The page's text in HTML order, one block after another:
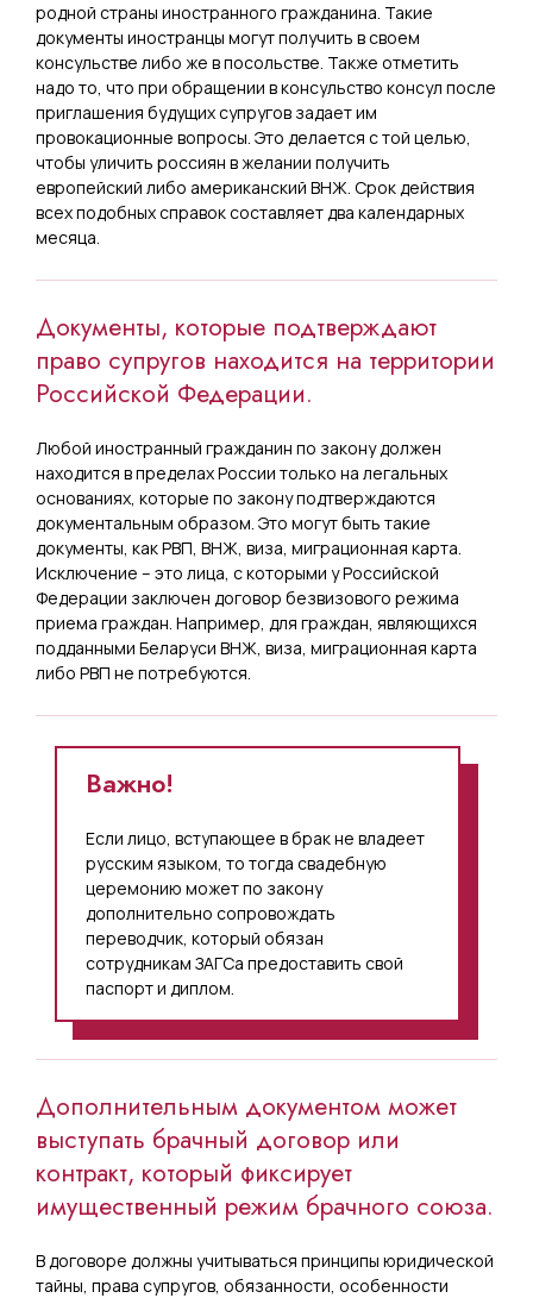
родной страны иностранного гражданина. Такие
документы иностранцы могут получить в своем
консульстве либо же в посольстве. Также отметить
надо то, что при обращении в консульство консул после
приглашения будущих супругов задает им
провокационные вопросы. Это делается с той целью,
чтобы уличить россиян в желании получить
европейский либо американский ВНЖ. Срок действия
всех подобных справок составляет два календарных
месяца.
Документы, которые подтверждают
право супругов находится на территории
Российской Федерации.
Любой иностранный гражданин по закону должен
находится в пределах России только на легальных
основаниях, которые по закону подтверждаются
документальным образом. Это могут быть такие
документы, как РВП, ВНЖ, виза, миграционная карта.
Исключение – это лица, с которыми у Российской
Федерации заключен договор безвизового режима
приема граждан. Например, для граждан, являющихся
подданными Беларуси ВНЖ, виза, миграционная карта
либо РВП не потребуются.
Важно!
Если лицо, вступающее в брак не владеет
русским языком, то тогда свадебную
церемонию может по закону
дополнительно сопровождать
переводчик, который обязан
сотрудникам ЗАГСа предоставить свой
паспорт и диплом.
Дополнительным документом может
выступать брачный договор или
контракт, который фиксирует
имущественный режим брачного союза.
В договоре должны учитываться принципы юридической
тайны, права супругов, обязанности, особенности